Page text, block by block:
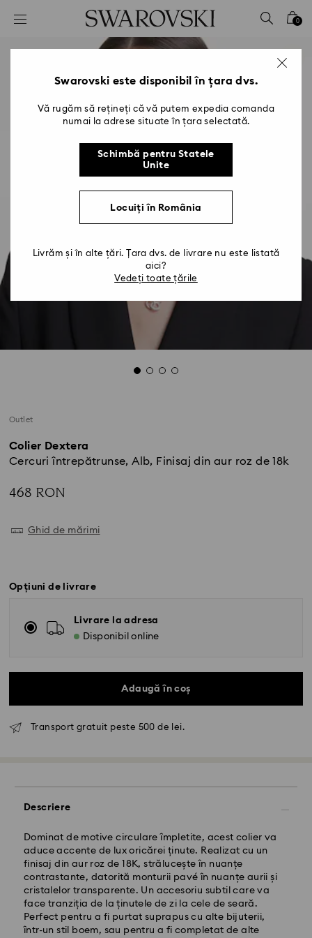
Accesskeys list
2 - Subsol
0
Outlet
Colier Dextera
Cercuri întrepătrunse, Alb, Finisaj din aur roz de 18k
468 RON
Ghid de mărimi
Opțiuni de livrare
Livrare la adresa
Disponibil online
Adaugă în coș
Transport gratuit peste 500 de lei.
Descriere
Dominat de motive circulare împletite, acest colier va
aduce accente de lux oricărei ținute. Realizat cu un
finisaj din aur roz de 18K, strălucește în nuanțe
contrastante, datorită monturii pavé în nuanțe aurii și
cristalelor transparente. Un accesoriu subtil care va
face tranziția de la ținutele de zi la cele de seară.
Perfect pentru a fi purtat suprapus cu alte bijuterii,
într-un stil boem, sau pentru a fi completat de alte
Comenzile plasate de luni până vineri până la ora
lucrătoare.
Termen de livrare standard: 4 zile lucrătoare după
procesare și expediere
Costul de expediere standard: RON 30
Livrare standard gratuită peste: RON 500
Livrare expres -
Swarovski este disponibil în țara dvs.
Vă rugăm să rețineți că vă putem expedia comanda
numai la adrese situate în țara selectată.
Schimbă pentru Statele
Unite
Locuiți în România
Livrăm și în alte țări. Țara dvs. de livrare nu este listată
aici?
Vedeți toate țările